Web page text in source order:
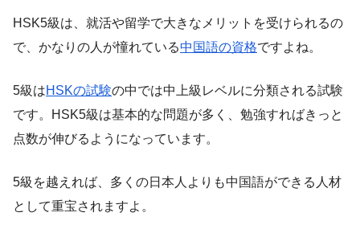
HSK5級は、就活や留学で大きなメリットを受けられるの
で、かなりの人が憧れている中国語の資格ですよね。
5級はHSKの試験の中では中上級レベルに分類される試験
です。HSK5級は基本的な問題が多く、勉強すればきっと
点数が伸びるようになっています。
5級を越えれば、多くの日本人よりも中国語ができる人材
として重宝されますよ。